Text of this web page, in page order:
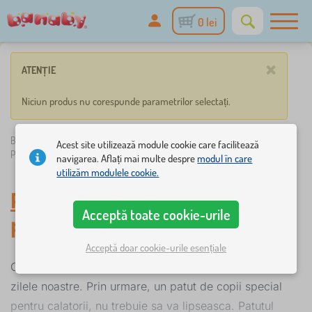
0 lei
×
ATENȚIE
Niciun produs nu corespunde parametrilor selectați.
Banaby.ro » Mobilier pentru copii / Pătuțuri pentru bebeluși
/
Pătuțuri pliabile
Pătuțuri pliabile-Pătuțuri
pentru bebeluși
Călătoriile cu copilul mic sunt destul de frecvente în
zilele noastre. Prin urmare, un patut de copii special
pentru calatorii, nu trebuie sa va lipseasca. Patutul
Acest site utilizează module cookie care facilitează
navigarea. Aflați mai multe despremodul în care
utilizăm modulele cookie.
Acceptă toate cookie-urile
Acceptă doar cookie-urile esențiale